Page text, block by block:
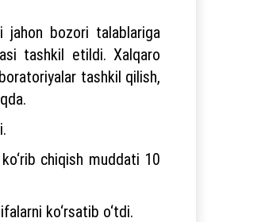
jahon bozori talablariga
tashkil etildi. Xalqaro
tashkil qilish,
chiqish muddati 10
ko‘rsatib o‘tdi.